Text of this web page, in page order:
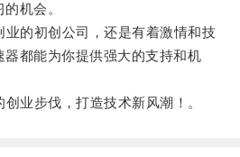
机会。
的初创公司，还是有着激情和技
都能为你提供强大的支持和机
步伐，打造技术新风潮！。